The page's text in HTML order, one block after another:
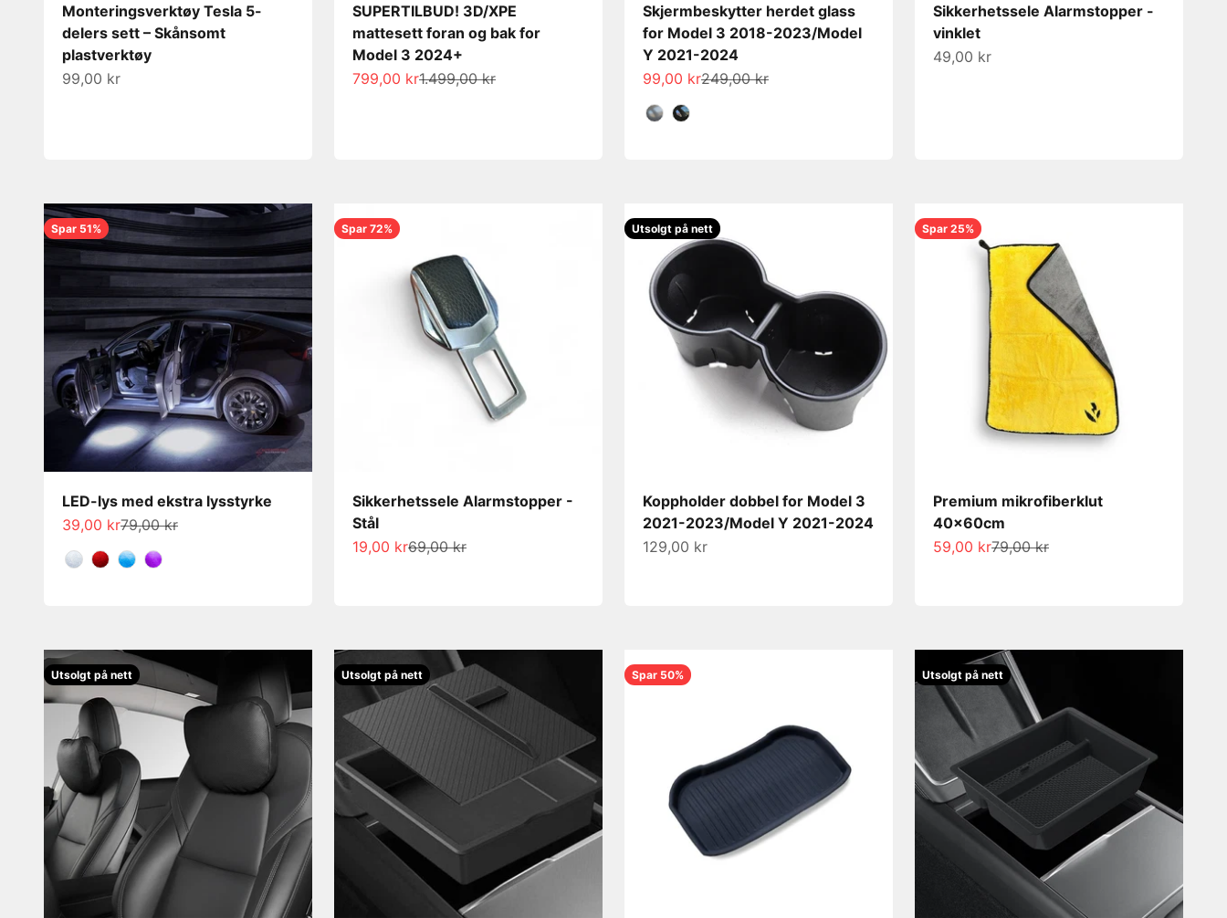
Monteringsverktøy Tesla 5-
delers sett – Skånsomt
plastverktøy
Salgspris
99,00 kr
SUPERTILBUD! 3D/XPE
mattesett foran og bak for
Model 3 2024+
Salgspris
799,00 krNormalpris
1.499,00 kr
Skjermbeskytter herdet glass
for Model 3 2018-2023/Model
Y 2021-2024
Salgspris
99,00 krNormalpris
249,00 kr
Farge
Sikkerhetssele Alarmstopper -
vinklet
Salgspris
49,00 kr
Spar 51%
LED-lys med ekstra lysstyrke
Salgspris
39,00 krNormalpris
79,00 kr
Farge
Spar 72%
Sikkerhetssele Alarmstopper -
Stål
Salgspris
19,00 krNormalpris
69,00 kr
Utsolgt på nett
Koppholder dobbel for Model 3
2021-2023/Model Y 2021-2024
Salgspris
129,00 kr
Spar 25%
Premium mikrofiberklut
40x60cm
Salgspris
59,00 krNormalpris
79,00 kr
Utsolgt på nett Utsolgt på nett Spar 50% Utsolgt på nett